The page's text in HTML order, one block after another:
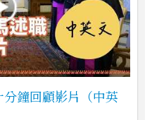
鐘回顧影片（中英